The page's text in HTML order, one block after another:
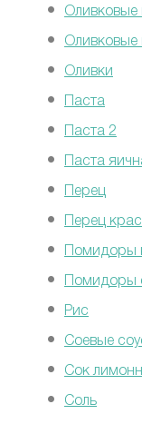
Оливковые
Оливки
Паста
Паста 2
Паста
Перец
Перец
Помидоры
Помидоры
Рис
Соевые
Сок
Соль